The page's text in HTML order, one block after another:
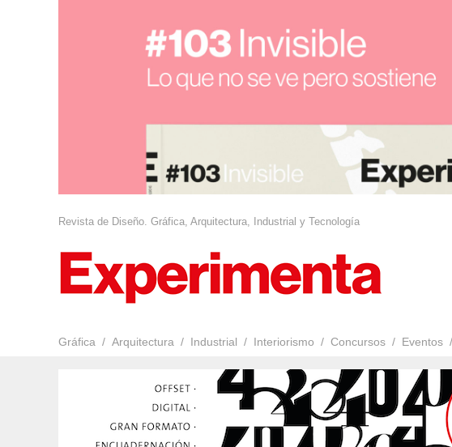
Revista de Diseño. Gráfica, Arquitectura, Industrial y Tecnología
Gráfica Arquitectura Industrial Interiorismo Concursos Eventos